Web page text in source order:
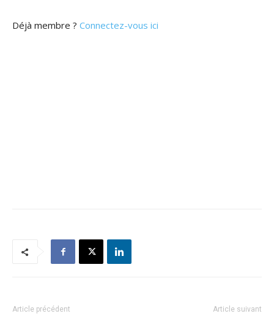
Déjà membre ? Connectez-vous ici
Article précédent Article suivant